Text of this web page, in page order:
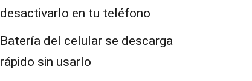
desactivarlo en tu teléfono
Batería del celular se descarga
rápido sin usarlo